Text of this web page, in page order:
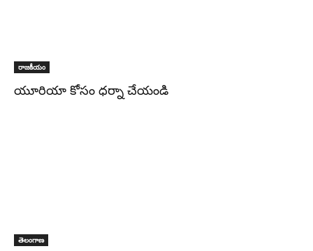
రాజకీయం
యూరియా కోసం ధర్నా చేయండి
తెలంగాణ